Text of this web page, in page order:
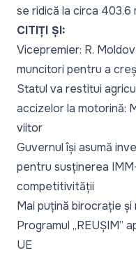
se ridică la circa 403.6
CITIȚI ȘI:
Vicepremier: R.
muncitori pentru a
Statul va restitui
accizelor la motorină:
viitor
Guvernul își asumă
pentru susținerea
competitivității
Mai puțină birocrație și
Programul „REUȘIM”
UE